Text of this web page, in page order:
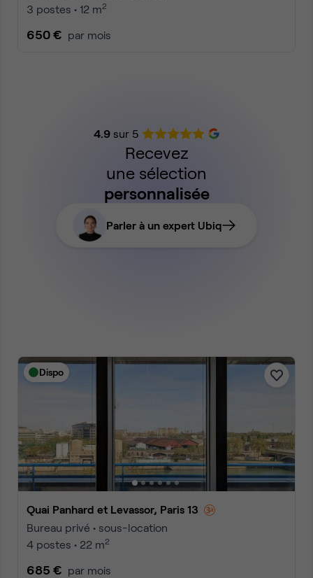
3 postes • 12 m2
650 € par mois
4.9sur 5
Recevez
une sélection
personnalisée
Parler à un expert Ubiq
Dispo
Quai Panhard et Levassor, Paris 13
Bureau privé • sous-location
4 postes • 22 m2
685 € par mois